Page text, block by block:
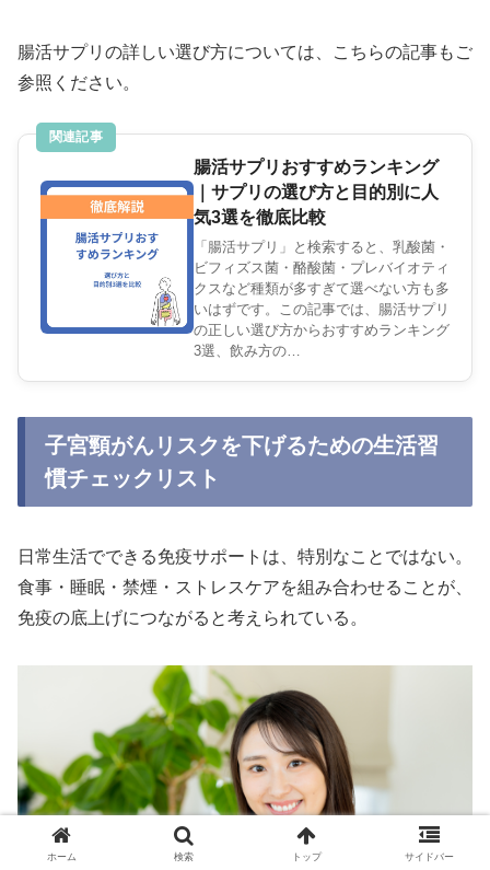
腸活サプリの詳しい選び方については、こちらの記事もご
参照ください。
関連記事
腸活サプリおすすめランキング
｜サプリの選び方と目的別に人
気3選を徹底比較
「腸活サプリ」と検索すると、乳酸菌・
ビフィズス菌・酪酸菌・プレバイオティ
クスなど種類が多すぎて選べない方も多
いはずです。この記事では、腸活サプリ
の正しい選び方からおすすめランキング
3選、飲み方の…
子宮頸がんリスクを下げるための生活習
慣チェックリスト
日常生活でできる免疫サポートは、特別なことではない。
食事・睡眠・禁煙・ストレスケアを組み合わせることが、
免疫の底上げにつながると考えられている。
ホーム 検索 トップ サイドバー